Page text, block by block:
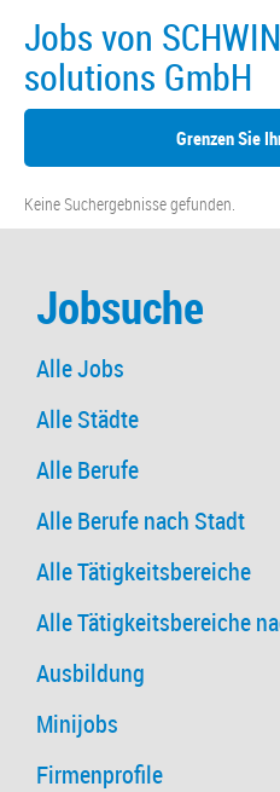
Jobs von
solutions GmbH
Grenzen Sie
Keine Suchergebnisse gefunden.
Jobsuche
Alle Jobs
Alle Städte
Alle Berufe
Alle Berufe nach Stadt
Alle Tätigkeitsbereiche
Alle Tätigkeitsbereiche
Ausbildung
Minijobs
Firmenprofile